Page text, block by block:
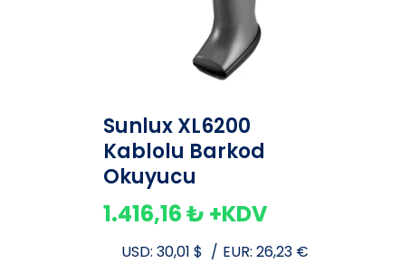
Sunlux XL6200
Kablolu Barkod
Okuyucu
1.416,16₺ +KDV
USD: 30,01 $ / EUR: 26,23 €